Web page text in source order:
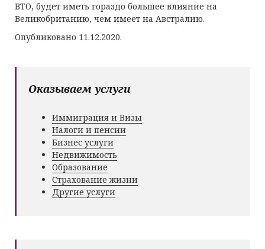
ВТО, будет иметь гораздо большее влияние на
Великобританию, чем имеет на Австралию.
Опубликовано 11.12.2020.
Оказываем услуги
Иммиграция и Визы
Налоги и пенсии
Бизнес услуги
Недвижимость
Образование
Страхование жизни
Другие услуги